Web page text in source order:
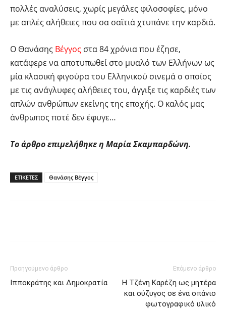
πολλές αναλύσεις, χωρίς μεγάλες φιλοσοφίες, μόνο
με απλές αλήθειες που σα σαϊτιά χτυπάνε την καρδιά.
Ο Θανάσης Βέγγος στα 84 χρόνια που έζησε,
κατάφερε να αποτυπωθεί στο μυαλό των Ελλήνων ως
μία κλασική φιγούρα του Ελληνικού σινεμά ο οποίος
με τις ανάγλυφες αλήθειες του, άγγιξε τις καρδιές των
απλών ανθρώπων εκείνης της εποχής. Ο καλός μας
άνθρωπος ποτέ δεν έφυγε…
Το άρθρο επιμελήθηκε η Μαρία Σκαμπαρδώνη.
ΕΤΙΚΕΤΕΣ Θανάσης Βέγγος
Προηγούμενο άρθρο
Ιπποκράτης και Δημοκρατία
Επόμενο άρθρο
Η Τζένη Καρέζη ως μητέρα
και σύζυγος σε ένα σπάνιο
φωτογραφικό υλικό